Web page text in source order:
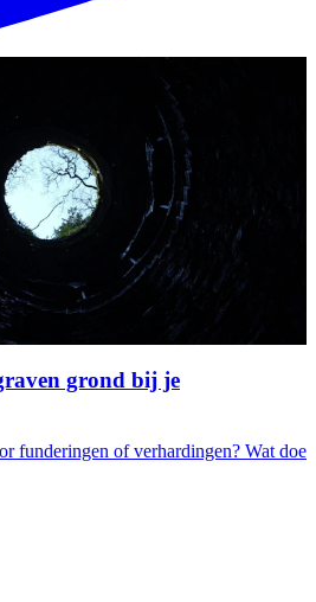
grond bij je
funderingen of verhardingen? Wat doe